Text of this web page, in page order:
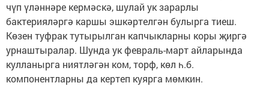
чүп үләннәре кермәскә, шулай ук зарарлы
бактерияләргә каршы эшкәртелгән булырга тиеш.
Көзен туфрак тутырылган капчыкларны коры җиргә
урнаштыралар. Шунда ук февраль-март айларында
кулланырга ниятләгән ком, торф, көл һ.б.
компонентларны да кертеп куярга мөмкин.